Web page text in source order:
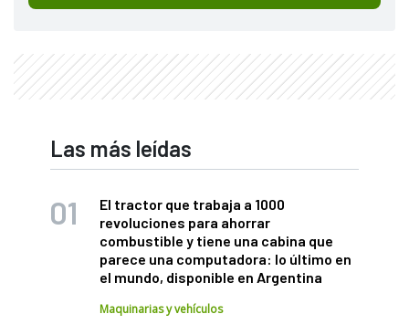
Las más leídas
El tractor que trabaja a 1000
revoluciones para ahorrar
combustible y tiene una cabina que
parece una computadora: lo último en
el mundo, disponible en Argentina
Maquinarias y vehículos